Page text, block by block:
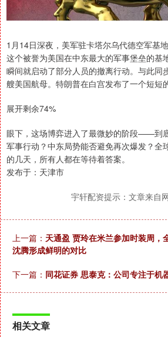
1月14日深夜，美军驻卡塔尔乌代德空军基
这个被誉为美国在中东最大的军事堡垒的基
瞬间就启动了部分人员的撤离行动。与此同
艘美国航母。特朗普在白宫发布了一个短短
展开剩余74%
眼下，这场博弈进入了最微妙的阶段——到
军事行动？中东局势能否避免再次爆发？全
的几天，所有人都在等待着答案。
发布于：天津市
宇轩配资提示：文章来自
上一篇： 天通盈 贾玲在米兰参加时装周，
沈腾形成鲜明的对比
下一篇： 同花证券 思泰克：公司专注于机
相关文章